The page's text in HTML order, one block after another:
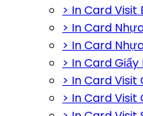
> In Card Visit
> In Card
> In Card
> In Card
> In Card Visit
> In Card Visit